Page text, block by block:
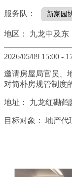
服务队： 新家园
地区： 九龙中及东
2026/05/09 15:00 -
邀请房屋局官员、
对简朴房规管制度
地址： 九龙红磡鹤
目标对象： 地产代